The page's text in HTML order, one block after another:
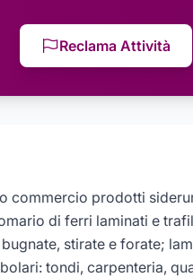
Reclama Attività
commercio prodotti
di ferri laminati e
stirate e forate;
tondi, carpenteria,